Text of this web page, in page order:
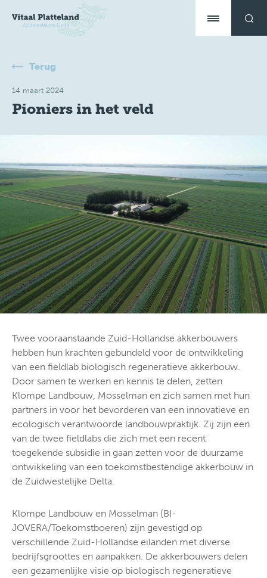
Terug
14 maart 2024
Pioniers in het veld
Twee vooraanstaande Zuid-Hollandse akkerbouwers
hebben hun krachten gebundeld voor de ontwikkeling
van een fieldlab biologisch regeneratieve akkerbouw.
Door samen te werken en kennis te delen, zetten
Klompe Landbouw, Mosselman en zich samen met hun
partners in voor het bevorderen van een innovatieve en
ecologisch verantwoorde landbouwpraktijk. Zij zijn een
van de twee fieldlabs die zich met een recent
toegekende subsidie in gaan zetten voor de duurzame
ontwikkeling van een toekomstbestendige akkerbouw in
de Zuidwestelijke Delta.
Klompe Landbouw en Mosselman (BI-
JOVERA/Toekomstboeren) zijn gevestigd op
verschillende Zuid-Hollandse eilanden met diverse
bedrijfsgroottes en aanpakken. De akkerbouwers delen
een gezamenlijke visie op biologisch regeneratieve